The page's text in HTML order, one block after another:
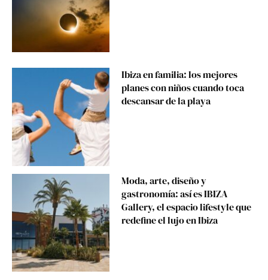
Ibiza en familia: los mejores
planes con niños cuando toca
descansar de la playa
Moda, arte, diseño y
gastronomía: así es IBIZA
Gallery, el espacio lifestyle que
redefine el lujo en Ibiza